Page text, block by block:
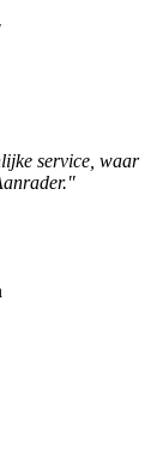
service, waar